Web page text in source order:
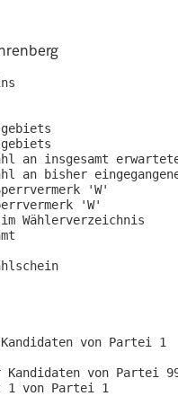
an insgesamt
an bisher
'W'
'W'
Wählerverzeichnis
von Partei 1
Kandidaten von Partei
1 von Partei 1